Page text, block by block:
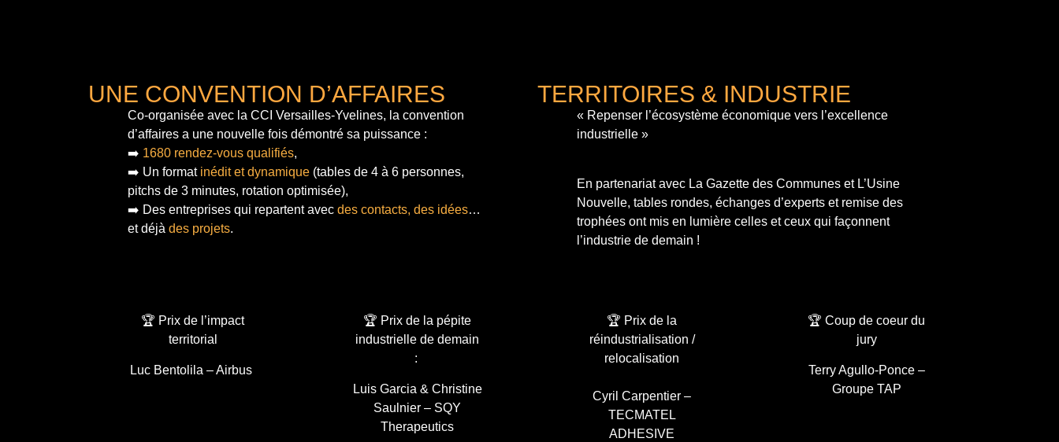
UNE CONVENTION D’AFFAIRES
Co-organisée avec la CCI Versailles-Yvelines, la convention
d’affaires a une nouvelle fois démontré sa puissance :
➡️ 1680 rendez-vous qualifiés,
➡️ Un format inédit et dynamique (tables de 4 à 6 personnes,
pitchs de 3 minutes, rotation optimisée),
➡️ Des entreprises qui repartent avec des contacts, des idées…
et déjà des projets.
TERRITOIRES & INDUSTRIE
« Repenser l’écosystème économique vers l’excellence
industrielle »
En partenariat avec La Gazette des Communes et L’Usine
Nouvelle, tables rondes, échanges d’experts et remise des
trophées ont mis en lumière celles et ceux qui façonnent
l’industrie de demain !
🏆 Prix de l’impact
territorial
Luc Bentolila – Airbus
🏆 Prix de la pépite
industrielle de demain
:
Luis Garcia & Christine
Saulnier – SQY
Therapeutics
🏆 Prix de la
réindustrialisation /
relocalisation
Cyril Carpentier –
TECMATEL
ADHESIVE
🏆 Coup de coeur du
jury
Terry Agullo-Ponce –
Groupe TAP